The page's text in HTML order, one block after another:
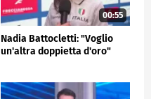
00:55
Nadia Battocletti: "Voglio
un'altra doppietta d'oro"